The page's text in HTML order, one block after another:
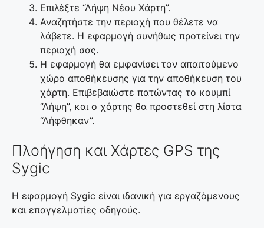
Επιλέξτε “Λήψη Νέου Χάρτη”.
Αναζητήστε την περιοχή που θέλετε να
λάβετε. Η εφαρμογή συνήθως προτείνει την
περιοχή σας.
Η εφαρμογή θα εμφανίσει τον απαιτούμενο
χώρο αποθήκευσης για την αποθήκευση του
χάρτη. Επιβεβαιώστε πατώντας το κουμπί
“Λήψη”, και ο χάρτης θα προστεθεί στη λίστα
“Λήφθηκαν”.
Πλοήγηση και Χάρτες GPS της
Sygic
Η εφαρμογή Sygic είναι ιδανική για εργαζόμενους
και επαγγελματίες οδηγούς.